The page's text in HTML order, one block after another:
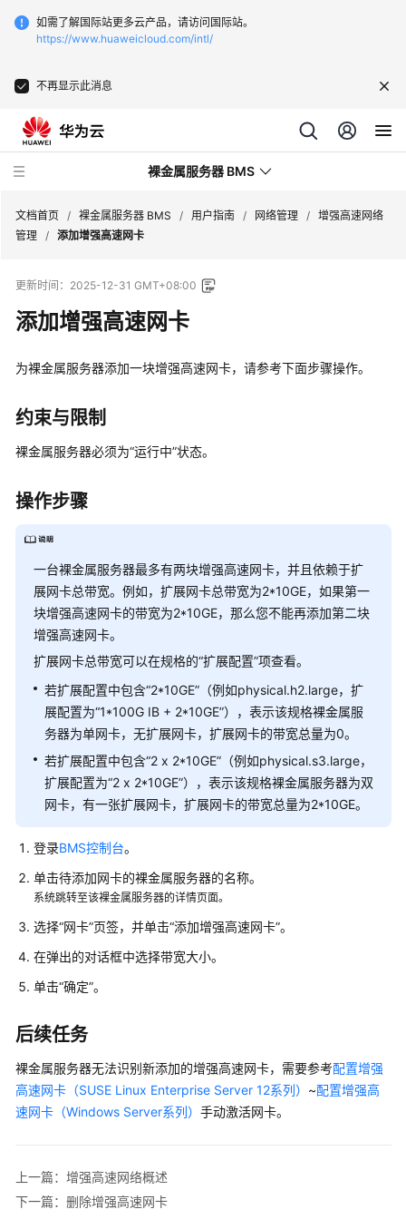
如需了解国际站更多云产品，请访问国际站。
https://www.huaweicloud.com/intl/
不再显示此消息
裸金属服务器 BMS
新
动
态
产
介
费
明
速
入
门
户
指
南
通
过
授
使
用
BMS
权
限
实
例
管
理
像
管
文档首页 / 裸金属服务器 BMS / 用户指南 / 网络管理 / 增强高速网络
管理 / 添加增强高速网卡
更新时间： 2025-12-31 GMT+08:00
添加增强高速网卡
为裸金属服务器添加一块增强高速网卡，请参考下面步骤操作。
约束与限制
裸金属服务器必须为“运行中”状态。
操作步骤
一台裸金属服务器最多有两块增强高速网卡，并且依赖于扩
展网卡总带宽。例如，扩展网卡总带宽为2*10GE，如果第一
块增强高速网卡的带宽为2*10GE，那么您不能再添加第二块
增强高速网卡。
扩展网卡总带宽可以在规格的“扩展配置”项查看。
若扩展配置中包含“2*10GE”（例如physical.h2.large，扩
展配置为“1*100G IB + 2*10GE”），表示该规格裸金属服
务器为单网卡，无扩展网卡，扩展网卡的带宽总量为0。
若扩展配置中包含“2 x 2*10GE”（例如physical.s3.large，
扩展配置为“2 x 2*10GE”），表示该规格裸金属服务器为双
网卡，有一张扩展网卡，扩展网卡的带宽总量为2*10GE。
登录BMS控制台。
单击待添加网卡的裸金属服务器的名称。
系统跳转至该裸金属服务器的详情页面。
选择“网卡”页签，并单击“添加增强高速网卡”。
在弹出的对话框中选择带宽大小。
单击“确定”。
后续任务
裸金属服务器无法识别新添加的增强高速网卡，需要参考配置增强
高速网卡（SUSE Linux Enterprise Server 12系列） ~配置增强高
速网卡（Windows Server系列） 手动激活网卡。
上一篇：增强高速网络概述
下一篇：删除增强高速网卡